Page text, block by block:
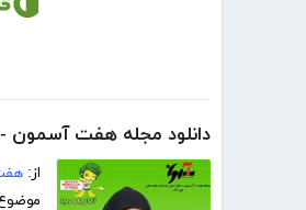
دانلود مجله هفت
از: